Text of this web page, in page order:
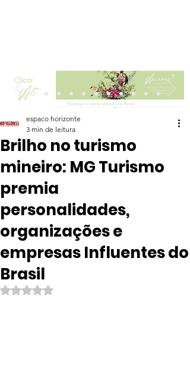
Clicar
Brilho no turismo
mineiro: MG Turismo
premia
personalidades,
organizações e
empresas Influentes do
Brasil
espaco horizonte
3 min de leitura
Avaliado com NaN de 5 estrelas.